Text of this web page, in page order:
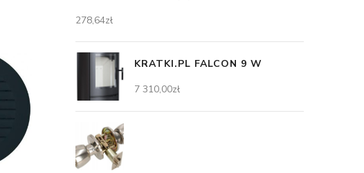
278,64zł
KRATKI.PL FALCON 9 W
7 310,00zł